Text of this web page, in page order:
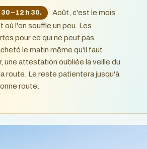
– 12 h 30.
Août, c'est le mois
où l'on souffle un peu. Les
pour ce qui ne peut pas
le matin même qu'il faut
une attestation oubliée la veille du
route. Le reste patientera jusqu'à
route.